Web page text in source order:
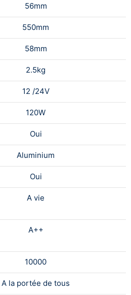
56mm
550mm
58mm
2.5kg
12 /24V
120W
Oui
Aluminium
Oui
A vie
A++
10000
A la portée de tous